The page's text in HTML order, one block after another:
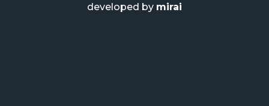
developed by mirai